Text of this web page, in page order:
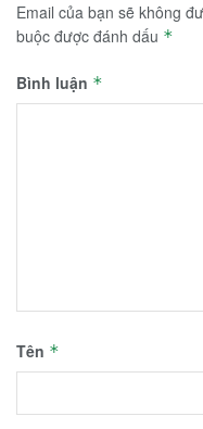
Email của bạn sẽ không
buộc được đánh dấu *
Bình luận *
Tên *